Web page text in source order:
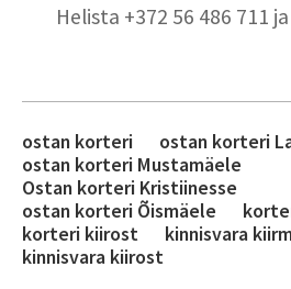
Helista +372 56 486 711
ostan korteri
ostan korteri
ostan korteri Mustamäele
Ostan korteri Kristiinesse
ostan korteri Õismäele
korteri kiirost
kinnisvara
kinnisvara kiirost